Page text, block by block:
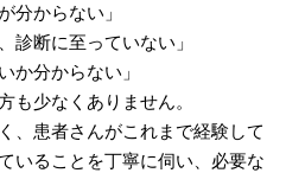
分からない」
診断に至っていない」
か分からない」
も少なくありません。
、患者さんがこれまで経験して
いることを丁寧に伺い、必要な